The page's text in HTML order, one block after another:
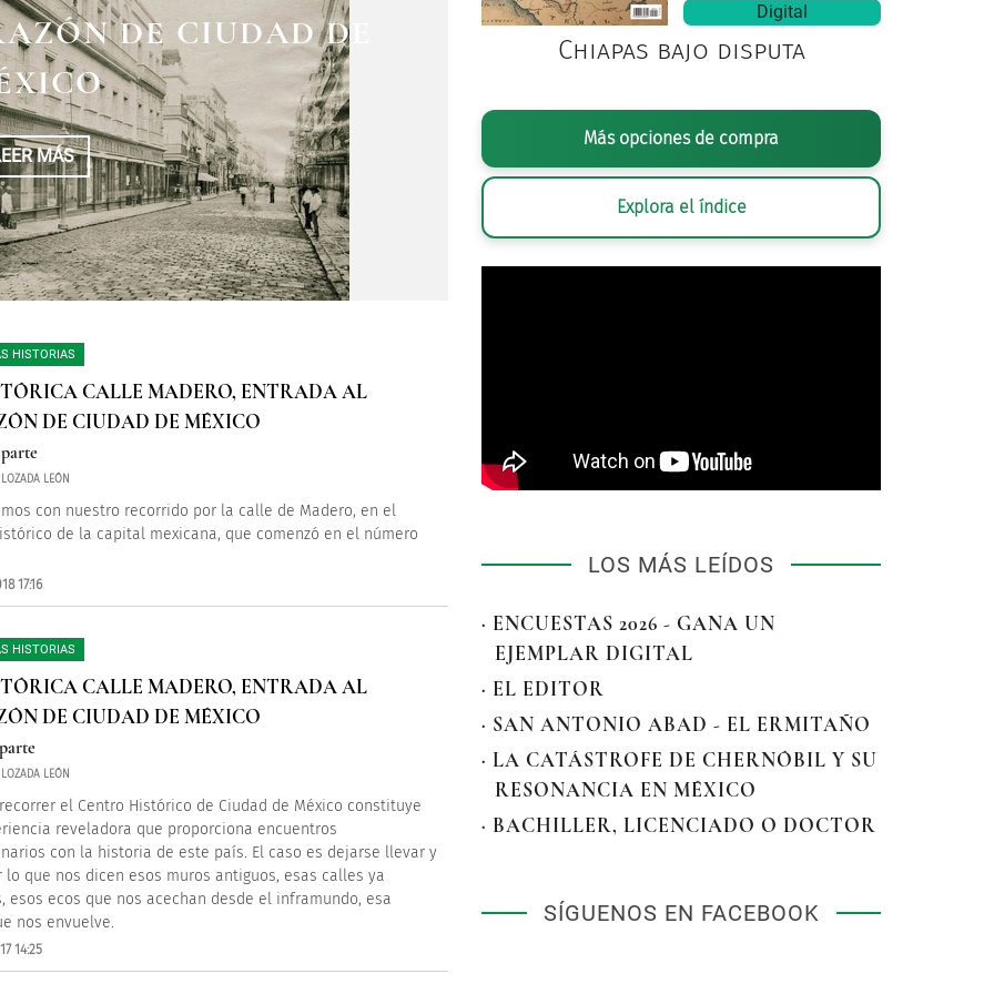
DE CIUDAD DE
MÁS
DE CIUDAD DE
MÁS
HISTORIAS
CALLE MADERO, ENTRADA AL
DE CIUDAD DE MÉXICO
LEÓN
con nuestro recorrido por la calle de Madero, en el
de la capital mexicana, que comenzó en el número
17:16
HISTORIAS
CALLE MADERO, ENTRADA AL
DE CIUDAD DE MÉXICO
LEÓN
el Centro Histórico de Ciudad de México constituye
reveladora que proporciona encuentros
con la historia de este país. El caso es dejarse llevar y
lo que nos dicen esos muros antiguos, esas calles ya
esos ecos que nos acechan desde el inframundo, esa
nos envuelve.
14:25
Digital
Chiapas bajo disputa
Más opciones de compra
Explora el índice
LOS MÁS LEÍDOS
· ENCUESTAS 2026 - GANA UN
EJEMPLAR DIGITAL
· EL EDITOR
· SAN ANTONIO ABAD - EL ERMITAÑO
· LA CATÁSTROFE DE CHERNÓBIL Y SU
RESONANCIA EN MÉXICO
· BACHILLER, LICENCIADO O DOCTOR
SÍGUENOS EN FACEBOOK